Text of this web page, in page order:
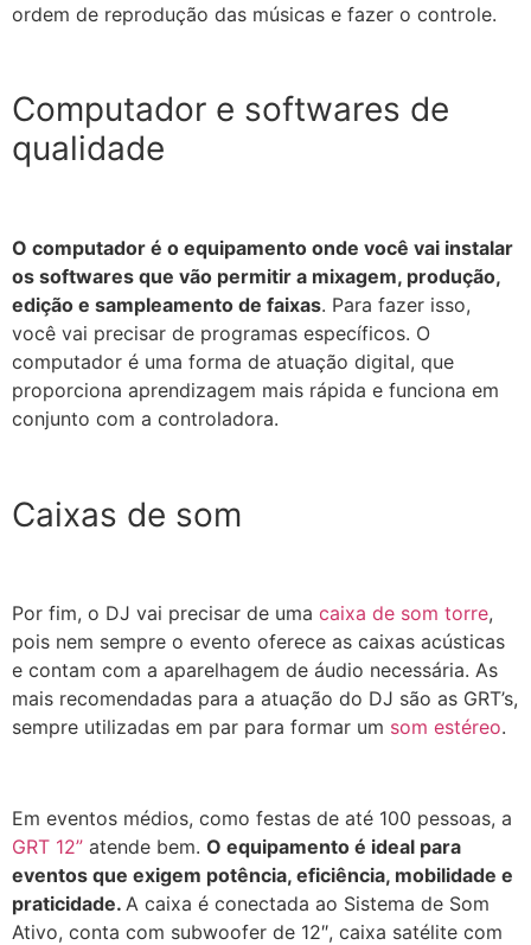
ordem de reprodução das músicas e fazer o controle.
Computador e softwares de
qualidade
O computador é o equipamento onde você vai instalar
os softwares que vão permitir a mixagem, produção,
edição e sampleamento de faixas. Para fazer isso,
você vai precisar de programas específicos. O
computador é uma forma de atuação digital, que
proporciona aprendizagem mais rápida e funciona em
conjunto com a controladora.
Caixas de som
Por fim, o DJ vai precisar de uma caixa de som torre,
pois nem sempre o evento oferece as caixas acústicas
e contam com a aparelhagem de áudio necessária. As
mais recomendadas para a atuação do DJ são as GRT’s,
sempre utilizadas em par para formar um som estéreo.
Em eventos médios, como festas de até 100 pessoas, a
GRT 12” atende bem. O equipamento é ideal para
eventos que exigem potência, eficiência, mobilidade e
praticidade. A caixa é conectada ao Sistema de Som
Ativo, conta com subwoofer de 12″, caixa satélite com